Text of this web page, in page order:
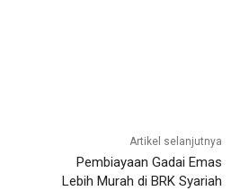
Artikel selanjutnya
Pembiayaan Gadai Emas
Lebih Murah di BRK Syariah